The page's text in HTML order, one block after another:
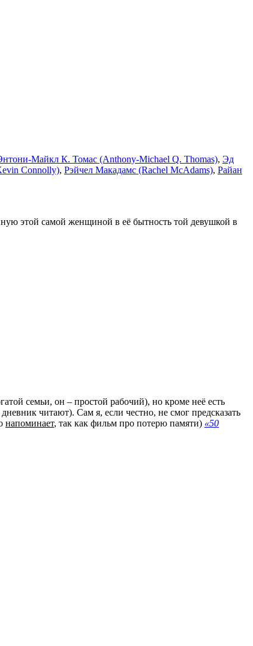
Майкл К. Томас (Anthony-Michael Q. Thomas), Эд
Connolly), Рэйчел Макадамс (Rachel McAdams), Райан
этой самой женщиной в её бытность той девушкой в
семьи, он – простой рабочий), но кроме неё есть
читают). Сам я, если честно, не смог предсказать
напоминает, так как фильм про потерю памяти) «50